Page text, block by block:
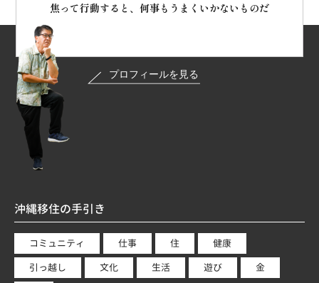
焦って行動すると、何事もうまくいかないものだ
沖縄移住の手引き
コミュニティ 仕事 住
健康
引っ越し
文化 生活 遊び
金